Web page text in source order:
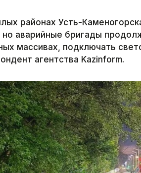
районах Усть-
но аварийные бригады
массивах, подключать
агентства Kazinform.